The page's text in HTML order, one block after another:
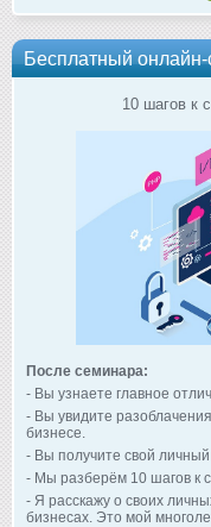
Бесплатный
10 шагов к
После семинара:
- Вы узнаете главное
- Вы увидите
бизнесе.
- Вы получите свой
- Мы разберём 10 шагов к
- Я расскажу о своих
бизнесах. Это мой